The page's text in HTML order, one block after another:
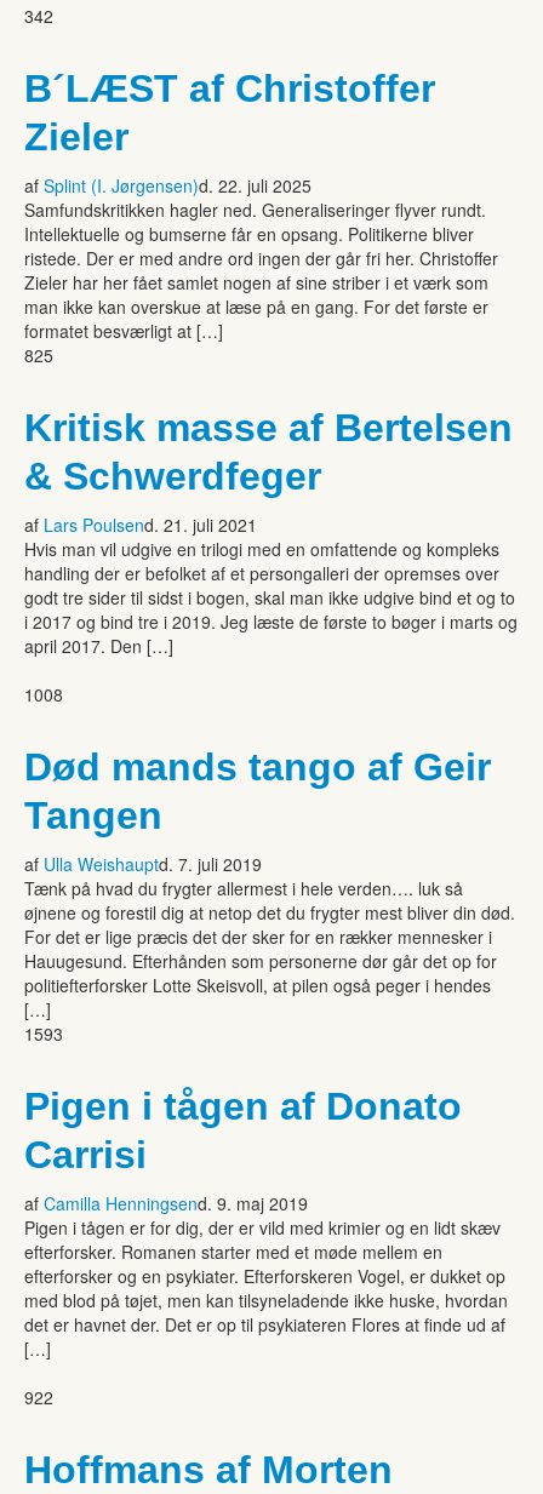
342
B´LÆST af Christoffer
Zieler
af Splint (I. Jørgensen)d. 22. juli 2025
Samfundskritikken hagler ned. Generaliseringer flyver rundt.
Intellektuelle og bumserne får en opsang. Politikerne bliver
ristede. Der er med andre ord ingen der går fri her. Christoffer
Zieler har her fået samlet nogen af sine striber i et værk som
man ikke kan overskue at læse på en gang. For det første er
formatet besværligt at […]
825
Kritisk masse af Bertelsen
& Schwerdfeger
af Lars Poulsend. 21. juli 2021
Hvis man vil udgive en trilogi med en omfattende og kompleks
handling der er befolket af et persongalleri der opremses over
godt tre sider til sidst i bogen, skal man ikke udgive bind et og to
i 2017 og bind tre i 2019. Jeg læste de første to bøger i marts og
april 2017. Den […]
1008
Død mands tango af Geir
Tangen
af Ulla Weishauptd. 7. juli 2019
Tænk på hvad du frygter allermest i hele verden…. luk så
øjnene og forestil dig at netop det du frygter mest bliver din død.
For det er lige præcis det der sker for en rækker mennesker i
Hauugesund. Efterhånden som personerne dør går det op for
politiefterforsker Lotte Skeisvoll, at pilen også peger i hendes
[…]
1593
Pigen i tågen af Donato
Carrisi
af Camilla Henningsend. 9. maj 2019
Pigen i tågen er for dig, der er vild med krimier og en lidt skæv
efterforsker. Romanen starter med et møde mellem en
efterforsker og en psykiater. Efterforskeren Vogel, er dukket op
med blod på tøjet, men kan tilsyneladende ikke huske, hvordan
det er havnet der. Det er op til psykiateren Flores at finde ud af
[…]
922
Hoffmans af Morten